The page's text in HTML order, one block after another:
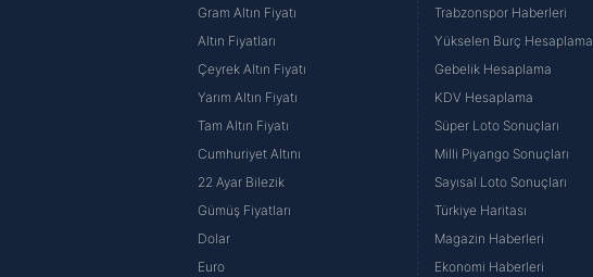
Gram Altın Fiyatı
Altın Fiyatları
Çeyrek Altın Fiyatı
Yarım Altın Fiyatı
Tam Altın Fiyatı
Cumhuriyet Altını
22 Ayar Bilezik
Gümüş Fiyatları
Dolar
Euro
Trabzonspor Haberleri
Yükselen Burç Hesaplama
Gebelik Hesaplama
KDV Hesaplama
Süper Loto Sonuçları
Milli Piyango Sonuçları
Sayısal Loto Sonuçları
Türkiye Haritası
Magazin Haberleri
Ekonomi Haberleri